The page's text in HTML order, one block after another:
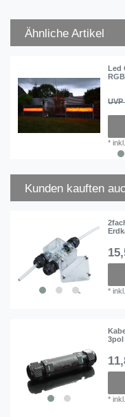
Ähnliche Artikel
Led
UVP
*
Kunden kauften
*
3pol
*